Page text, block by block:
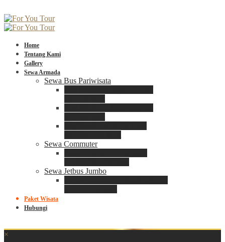
Home
Tentang Kami
Gallery
Sewa Armada
Sewa Bus Pariwisata
Sewa Commuter
Sewa Jetbus Jumbo
Paket Wisata
Hubungi
×